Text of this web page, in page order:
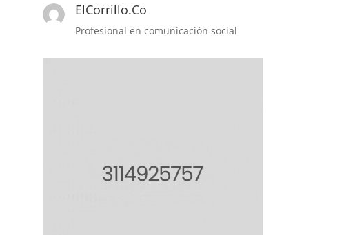
ElCorrillo.Co
Profesional en comunicación social